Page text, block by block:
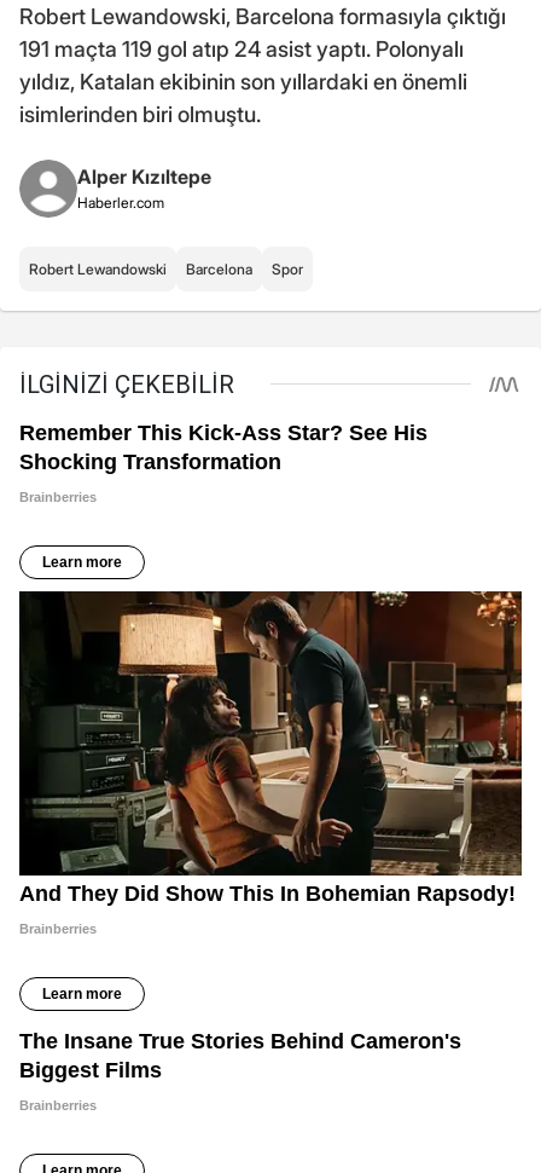
Robert Lewandowski, Barcelona formasıyla çıktığı
191 maçta 119 gol atıp 24 asist yaptı. Polonyalı
yıldız, Katalan ekibinin son yıllardaki en önemli
isimlerinden biri olmuştu.
Alper Kızıltepe
Haberler.com
Robert Lewandowski Barcelona Spor